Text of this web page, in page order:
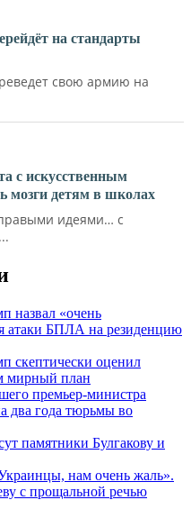
на стандарты
свою армию на
с искусственным
мозги детям в школах
идеями… с
назвал «очень
атаки БПЛА на резиденцию
скептически оценил
мирный план
премьер-министра
два года тюрьмы во
памятники Булгакову и
нам очень жаль».
с прощальной речью